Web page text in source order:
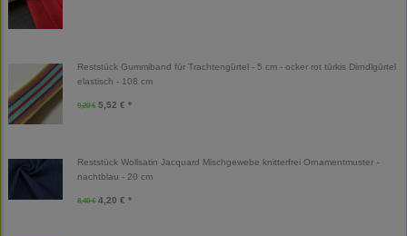
Reststück Gummiband für Trachtengürtel - 5 cm - ocker rot türkis Dirndlgürtel
elastisch - 108 cm
9,20 € 5,52 € *
Reststück Wollsatin Jacquard Mischgewebe knitterfrei Ornamentmuster -
nachtblau - 20 cm
8,40 € 4,20 € *